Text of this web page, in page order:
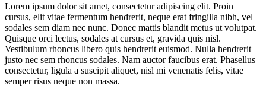
Lorem ipsum dolor sit amet, consectetur adipiscing elit. Proin
cursus, elit vitae fermentum hendrerit, neque erat fringilla nibh, vel
sodales sem diam nec nunc. Donec mattis blandit metus ut volutpat.
Quisque orci lectus, sodales at cursus et, gravida quis nisl.
Vestibulum rhoncus libero quis hendrerit euismod. Nulla hendrerit
justo nec sem rhoncus sodales. Nam auctor faucibus erat. Phasellus
consectetur, ligula a suscipit aliquet, nisl mi venenatis felis, vitae
semper risus neque non massa.